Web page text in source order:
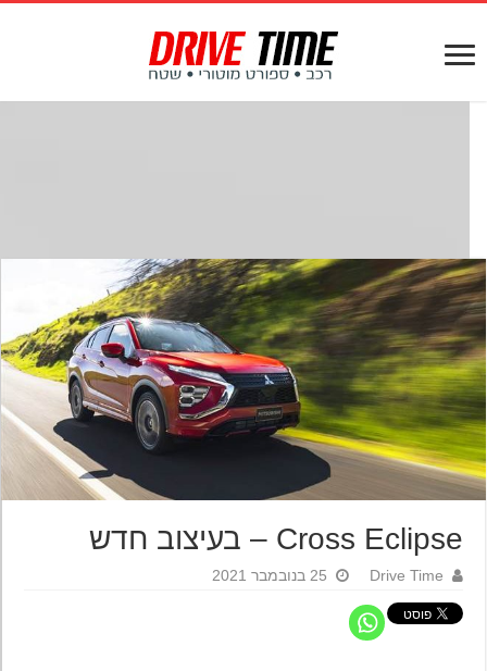
Cross Eclipse – בעיצוב חדש
Drive Time 25 בנובמבר 2021